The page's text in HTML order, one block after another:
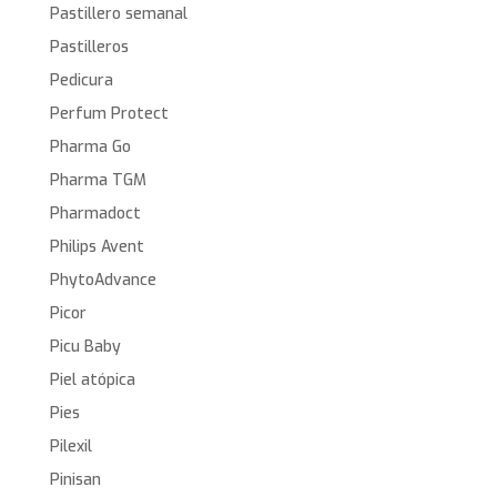
Pastillero semanal
Pastilleros
Pedicura
Perfum Protect
Pharma Go
Pharma TGM
Pharmadoct
Philips Avent
PhytoAdvance
Picor
Picu Baby
Piel atópica
Pies
Pilexil
Pinisan